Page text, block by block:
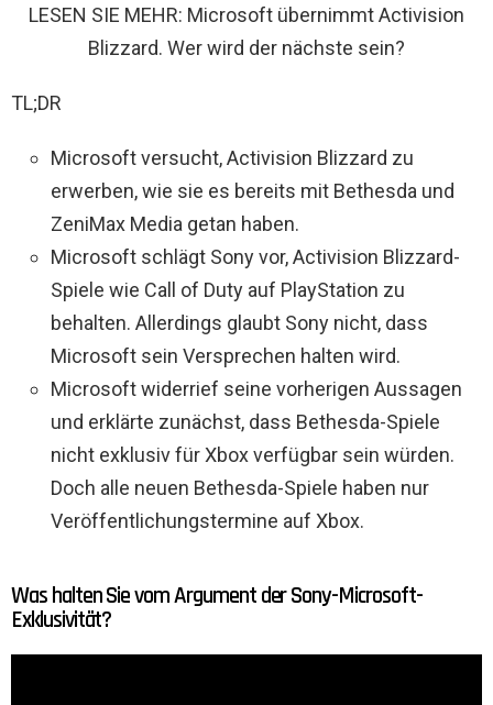
LESEN SIE MEHR: Microsoft übernimmt Activision
Blizzard. Wer wird der nächste sein?
TL;DR
Microsoft versucht, Activision Blizzard zu
erwerben, wie sie es bereits mit Bethesda und
ZeniMax Media getan haben.
Microsoft schlägt Sony vor, Activision Blizzard-
Spiele wie Call of Duty auf PlayStation zu
behalten. Allerdings glaubt Sony nicht, dass
Microsoft sein Versprechen halten wird.
Microsoft widerrief seine vorherigen Aussagen
und erklärte zunächst, dass Bethesda-Spiele
nicht exklusiv für Xbox verfügbar sein würden.
Doch alle neuen Bethesda-Spiele haben nur
Veröffentlichungstermine auf Xbox.
Was halten Sie vom Argument der Sony-Microsoft-
Exklusivität?